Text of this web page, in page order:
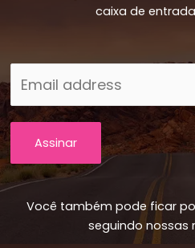
caixa de
Assinar
Você também pode ficar
seguindo nossas